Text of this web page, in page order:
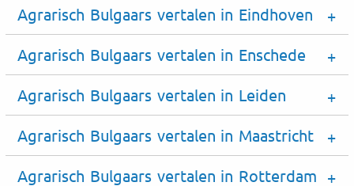
Agrarisch Bulgaars vertalen in Eindhoven
Agrarisch Bulgaars vertalen in Enschede
Agrarisch Bulgaars vertalen in Leiden
Agrarisch Bulgaars vertalen in Maastricht
Agrarisch Bulgaars vertalen in Rotterdam